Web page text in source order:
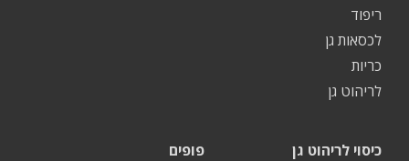
ריפוד
לכסאות גן
כריות
לריהוט גן
פופים
כיסוי לריהוט גן